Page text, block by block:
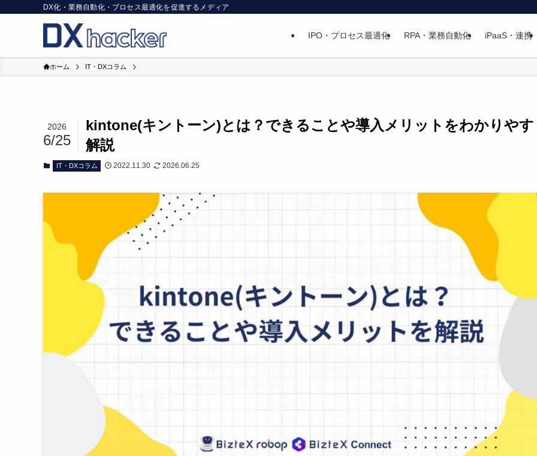
DX化・業務自動化・プロセス最適化を促進するメディア
IPO・プロセス最適化 RPA・業務自動化 iPaaS・連携
ホーム IT・DXコラム
kintone(キントーン)とは？できることや導入メリットをわかりや
解説
2026
6/25
IT・DXコラム 2022.11.30 2026.06.25